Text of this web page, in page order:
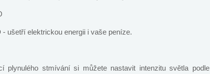
- ušetří elektrickou energii i vaše peníze.
plynulého stmívání si můžete nastavit intenzitu světla podle